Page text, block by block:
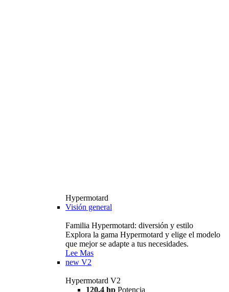
Hypermotard
Visión general
Familia Hypermotard: diversión y estilo
Explora la gama Hypermotard y elige el modelo
que mejor se adapte a tus necesidades.
Lee Mas
new V2
Hypermotard V2
120,4 hp Potencia